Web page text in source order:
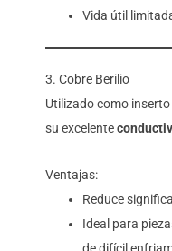
Vida útil
3. Cobre Berilio
Utilizado como
su excelente
Ventajas:
Reduce
Ideal para
de difícil